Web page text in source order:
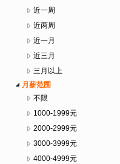
近一周
近两周
近一月
近三月
三月以上
月薪范围
不限
1000-1999元
2000-2999元
3000-3999元
4000-4999元